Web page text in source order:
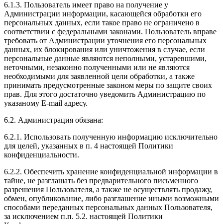
6.1.3. Пользователь имеет право на получение у
Администрации информации, касающейся обработки его
персональных данных, если такое право не ограничено в
соответствии с федеральными законами. Пользователь вправе
требовать от Администрации уточнения его персональных
данных, их блокирования или уничтожения в случае, если
персональные данные являются неполными, устаревшими,
неточными, незаконно полученными или не являются
необходимыми для заявленной цели обработки, а также
принимать предусмотренные законом меры по защите своих
прав. Для этого достаточно уведомить Администрацию по
указаному E-mail адресу.
6.2. Администрация обязана:
6.2.1. Использовать полученную информацию исключительно
для целей, указанных в п. 4 настоящей Политики
конфиденциальности.
6.2.2. Обеспечить хранение конфиденциальной информации в
тайне, не разглашать без предварительного письменного
разрешения Пользователя, а также не осуществлять продажу,
обмен, опубликование, либо разглашение иными возможными
способами переданных персональных данных Пользователя,
за исключением п.п. 5.2. настоящей Политики